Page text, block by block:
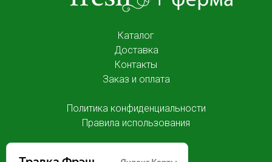
Каталог
Доставка
Контакты
Заказ и оплата
Политика конфиденциальности
Правила использования